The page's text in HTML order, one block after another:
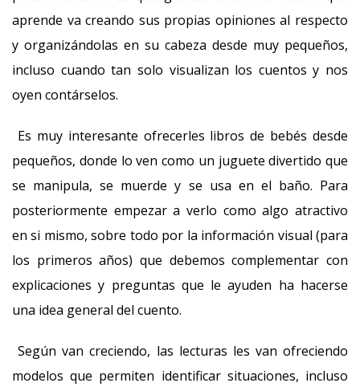
aprende va creando sus propias opiniones al respecto
y organizándolas en su cabeza desde muy pequeños,
incluso cuando tan solo visualizan los cuentos y nos
oyen contárselos.
Es muy interesante ofrecerles libros de bebés desde
pequeños, donde lo ven como un juguete divertido que
se manipula, se muerde y se usa en el baño. Para
posteriormente empezar a verlo como algo atractivo
en si mismo, sobre todo por la información visual (para
los primeros años) que debemos complementar con
explicaciones y preguntas que le ayuden ha hacerse
una idea general del cuento.
Según van creciendo, las lecturas les van ofreciendo
modelos que permiten identificar situaciones, incluso